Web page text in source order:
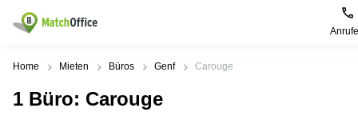
Mieten / Vermieten
Produktseiten
Beliebte
Beliebte
Hilfe
Home Mieten Büros Genf Carouge
1 Büro: Carouge